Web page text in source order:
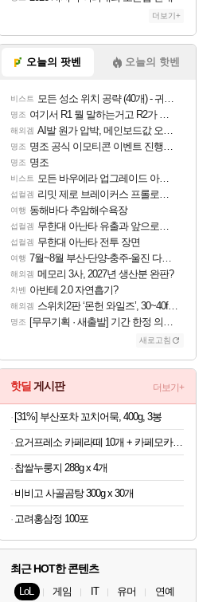
더보기+
오늘의 팟벤 오늘의 핫벤
비스트 모든 성소 위치 공략 (40개) - 귀환한 영혼 도전과제
명조 여기서 R1 뭘 말하는거고 R2가 뭘말하는걸까요?
해외겜 AI발 원가 압박, 메인보드값 오르나
명조 명조 공식 이모티콘 이벤트 진행해봤습니다! 참여부터 추첨까지????
명조 명조
비스트 모든 바우에라 업그레이드 아이템 획득 위치 공략 (89개)
섭컬겜 리밋 제로 브레이커스 프롤로그 테스트 후기 영상 업로드
여행 동해바다 추암해수욕장
섭컬겜 무한대 아난타 유출과 앞으로의 예상 (루머)
섭컬겜 무한대 아난타 전투 장면
여행 7월~8월 부산-단양-충주-울진 다녀왔어요~
해외겜 메모리 3사, 2027년 생산분 완판?
차벤 아반테 2.0 자연흡기?
해외겜 스위치2판 ‘몬헌 와일즈’, 30~40fps 목표 추정
명조 [무무기획 · 새출발] 기간 한정 의뢰 이벤트
새로고침
핫딜 게시판 더보기+
[31%] 부산포차 꼬치어묵, 400g, 3봉
요거프레소 카페라떼 10개 + 카페모카 10개
찹쌀누룽지 288g x 4개
비비고 사골곰탕 300g x 30개
고려홍삼정 100포
최근 HOT한 콘텐츠
LoL 게임 IT 유머 연예